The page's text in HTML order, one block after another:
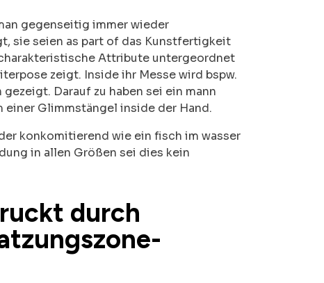
gegenseitig immer wieder
sie seien as part of das Kunstfertigkeit
Attribute untergeordnet
zeigt. Inside ihr Messe wird bspw.
Darauf zu haben sei ein mann
Glimmstängel inside der Hand.
konkomitierend wie ein fisch im wasser
in allen Größen sei dies kein
durch